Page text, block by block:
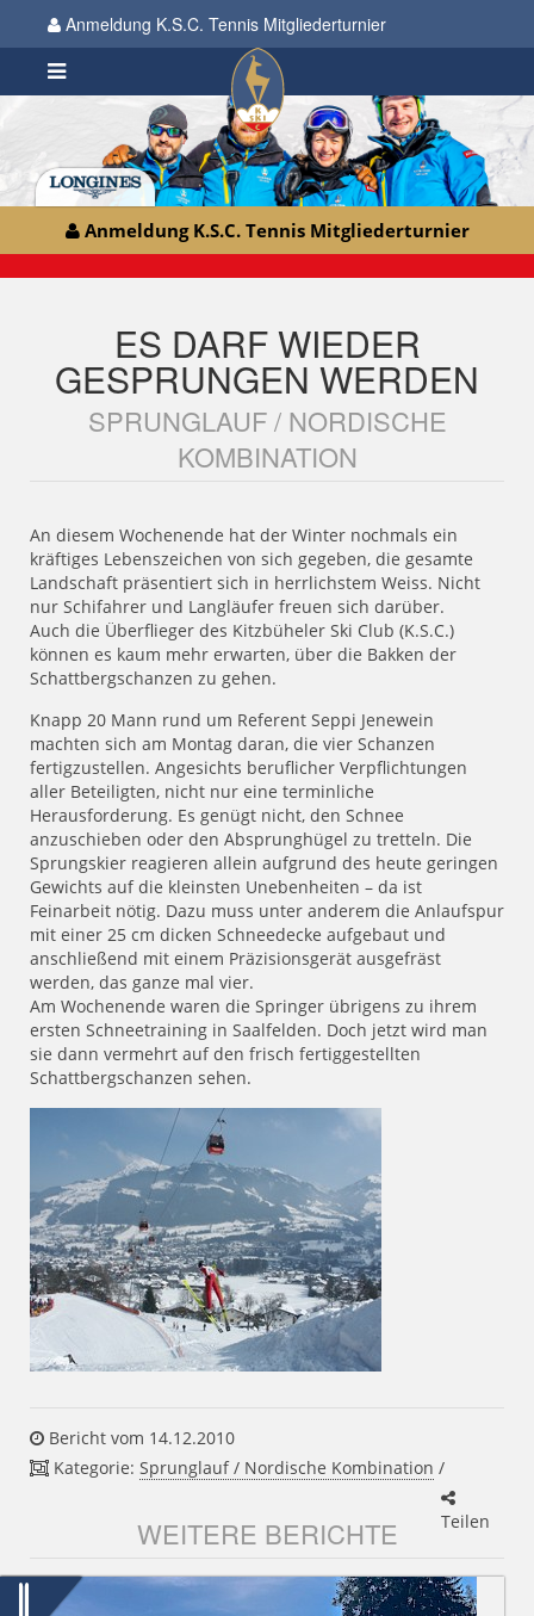
Anmeldung K.S.C. Tennis Mitgliederturnier
Anmeldung K.S.C. Tennis Mitgliederturnier
ES DARF WIEDER
GESPRUNGEN WERDEN
SPRUNGLAUF / NORDISCHE
KOMBINATION
An diesem Wochenende hat der Winter nochmals ein
kräftiges Lebenszeichen von sich gegeben, die gesamte
Landschaft präsentiert sich in herrlichstem Weiss. Nicht
nur Schifahrer und Langläufer freuen sich darüber.
Auch die Überflieger des Kitzbüheler Ski Club (K.S.C.)
können es kaum mehr erwarten, über die Bakken der
Schattbergschanzen zu gehen.
Knapp 20 Mann rund um Referent Seppi Jenewein
machten sich am Montag daran, die vier Schanzen
fertigzustellen. Angesichts beruflicher Verpflichtungen
aller Beteiligten, nicht nur eine terminliche
Herausforderung. Es genügt nicht, den Schnee
anzuschieben oder den Absprunghügel zu tretteln. Die
Sprungskier reagieren allein aufgrund des heute geringen
Gewichts auf die kleinsten Unebenheiten – da ist
Feinarbeit nötig. Dazu muss unter anderem die Anlaufspur
mit einer 25 cm dicken Schneedecke aufgebaut und
anschließend mit einem Präzisionsgerät ausgefräst
werden, das ganze mal vier.
Am Wochenende waren die Springer übrigens zu ihrem
ersten Schneetraining in Saalfelden. Doch jetzt wird man
sie dann vermehrt auf den frisch fertiggestellten
Schattbergschanzen sehen.
Bericht vom 14.12.2010
Kategorie: Sprunglauf / Nordische Kombination /
Teilen
WEITERE BERICHTE